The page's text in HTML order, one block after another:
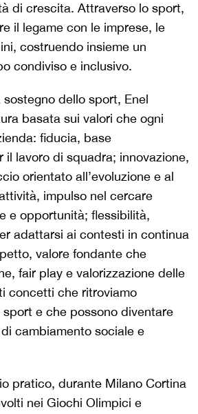
di crescita. Attraverso lo sport,
il legame con le imprese, le
costruendo insieme un
condiviso e inclusivo.
dello sport, Enel
basata sui valori che ogni
fiducia, base
il lavoro di squadra; innovazione,
orientato all’evoluzione e al
impulso nel cercare
e opportunità; flessibilità,
adattarsi ai contesti in continua
valore fondante che
fair play e valorizzazione delle
concetti che ritroviamo
e che possono diventare
cambiamento sociale e
pratico, durante Milano Cortina
nei Giochi Olimpici e